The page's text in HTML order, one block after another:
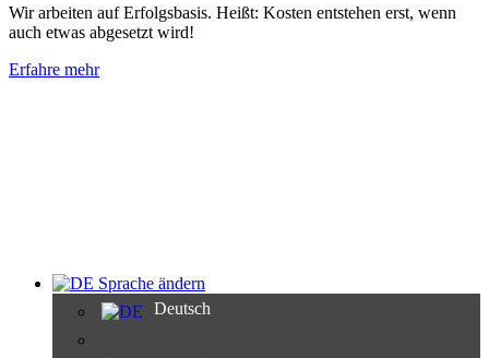
Wir arbeiten auf Erfolgsbasis. Heißt: Kosten entstehen erst, wenn
auch etwas abgesetzt wird!
Erfahre mehr
Sprache ändern
Deutsch